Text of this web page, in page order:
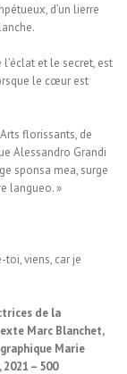
d’un lierre
et le secret, est
le cœur est
florissants, de
Alessandro Grandi
sponsa mea, surge
langueo. »
viens, car je
de la
Marc Blanchet,
Marie
– 500